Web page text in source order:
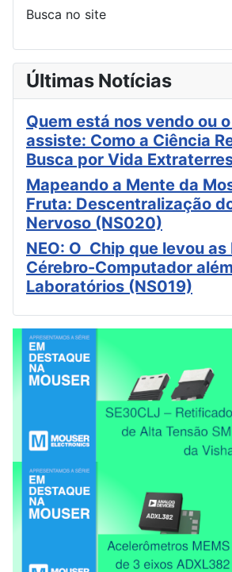
Busca no site
Últimas Notícias
Quem está nos vendo ou
assiste: Como a Ciência
Busca por Vida
Mapeando a Mente da
Fruta: Descentralização
Nervoso (NS020)
NEO: O Chip que levou
Cérebro-Computador
Laboratórios (NS019)